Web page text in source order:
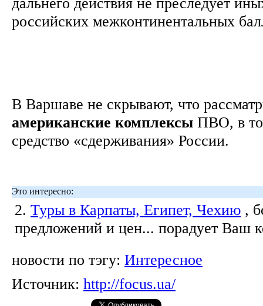
российских межконтинентальных
В Варшаве не скрывают, что
американские комплексы ПВО, в
средство «сдерживания» России.
Это интересно:
2. Туры в Карпаты, Египет, Чехию ,
предложений и цен... порадует Ваш
новости по тэгу: Интересное
Источник: http://focus.ua/